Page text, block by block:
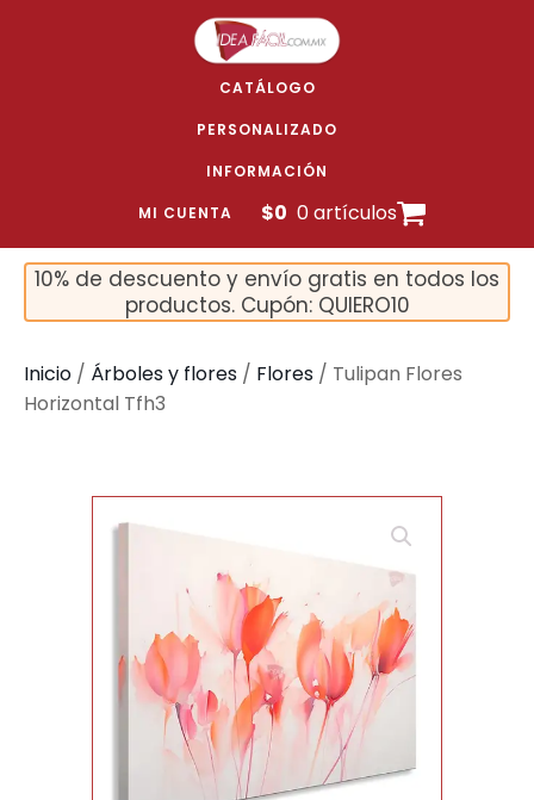
CATÁLOGO
PERSONALIZADO
INFORMACIÓN
MI CUENTA $0 0 artículos
10% de descuento y envío gratis en todos los
productos. Cupón: QUIERO10
Inicio / Árboles y flores / Flores / Tulipan Flores
Horizontal Tfh3
🔍